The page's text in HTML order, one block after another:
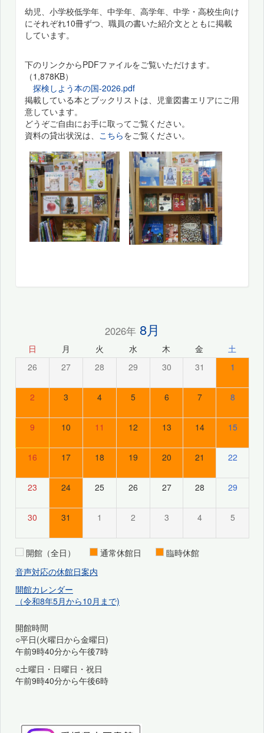
幼児、小学校低学年、中学年、高学年、中学・高校生向け
にそれぞれ10冊ずつ、職員の書いた紹介文とともに掲載
しています。
下のリンクからPDFファイルをご覧いただけます。
（1,878KB）
探検しよう本の国-2026.pdf
掲載している本とブックリストは、児童図書エリアにご用
意しています。
どうぞご自由にお手に取ってご覧ください。
資料の貸出状況は、 こちらをご覧ください。
2026年8月
日 月 火 水 木 金 土
26 27 28 29 30 31 1
2 3 4 5 6 7 8
9 10 11 12 13 14 15
16 17 18 19 20 21 22
23 24 25 26 27 28 29
30 31 1 2 3 4 5
開館（全日） 通常休館日
臨時休館
音声対応の休館日案内
開館カレンダー
（令和8年5月から10月まで)
開館時間
○平日(火曜日から金曜日)
午前9時40分から午後7時
○土曜日・日曜日・祝日
午前9時40分から午後6時